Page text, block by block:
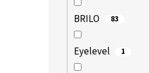
BRILO 83
Eyelevel 1